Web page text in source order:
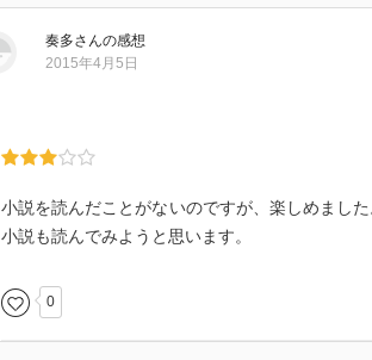
奏多さんの感想
2015年4月5日
小説を読んだことがないのですが、楽しめまし
小説も読んでみようと思います。
0